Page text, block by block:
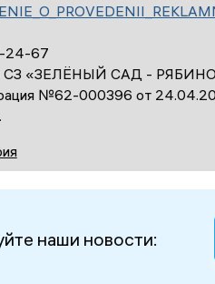
24-67
СЗ «ЗЕЛЁНЫЙ САД -
№62-000396 от
наши новости: